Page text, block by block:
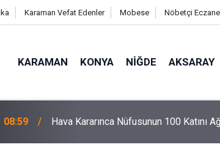
Karaman Vefat Edenler Mobese Nöbetçi Eczane
KARAMAN KONYA NIĞDE AKSARAY
07:46
Savrulan Motosikletten Düşerek Başını
Kaybetti